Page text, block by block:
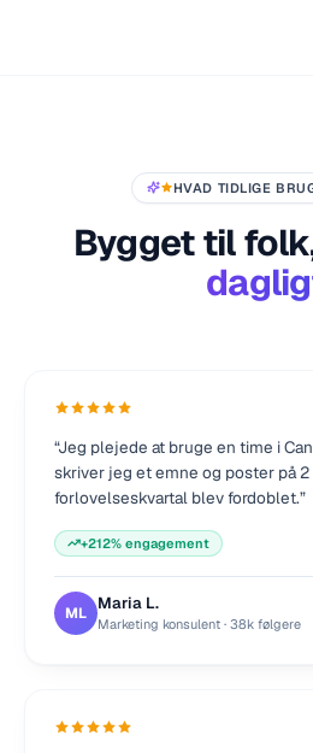
HVAD TIDLIGE
Bygget til
“Jeg plejede at bruge en time i
skriver jeg et emne og poster på
forlovelseskvartal blev fordoblet.”
+212% engagement
ML Maria L.
Marketing konsulent · 38k følgere